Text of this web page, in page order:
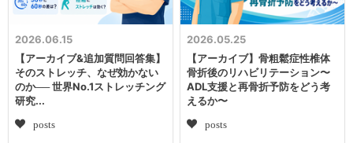
2026.06.15
【アーカイブ&追加質問回答集】
そのストレッチ、なぜ効かない
のか── 世界No.1ストレッチング
研究...
posts
2026.05.25
【アーカイブ】骨粗鬆症性椎体
骨折後のリハビリテーション〜
ADL支援と再骨折予防をどう考
えるか〜
posts